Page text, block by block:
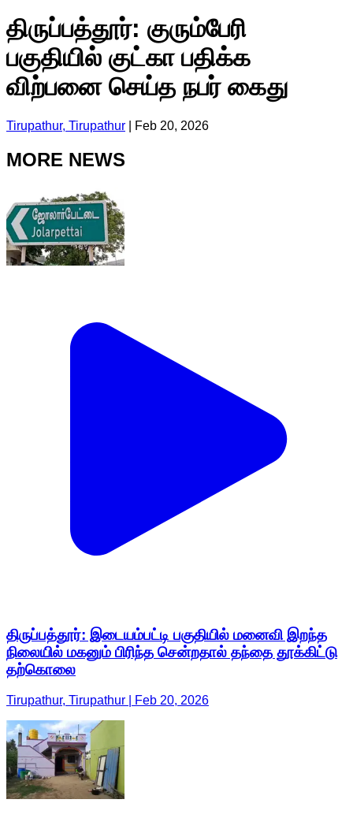
திருப்பத்தூர்: குரும்பேரி
பகுதியில் குட்கா பதிக்க
விற்பனை செய்த நபர் கைது
Tirupathur, Tirupathur Feb 20, 2026
MORE NEWS
திருப்பத்தூர்: இடையம்பட்டி பகுதியில் மனைவி இறந்த
நிலையில் மகனும் பிரிந்த சென்றதால் தந்தை தூக்கிட்டு
தற்கொலை
Tirupathur, Tirupathur | Feb 20, 2026